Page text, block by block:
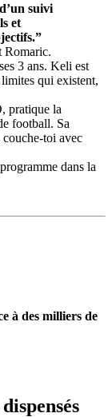
suivi
et
Romaric.
3 ans. Keli est
qui existent,
pratique la
football. Sa
toi avec
dans la
à des milliers de